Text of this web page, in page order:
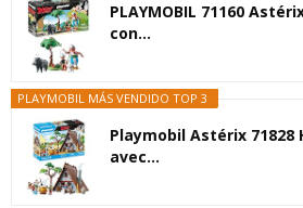
PLAYMOBIL 71160
con...
PLAYMOBIL MÁS VENDIDO TOP 3
Playmobil Astérix
avec...